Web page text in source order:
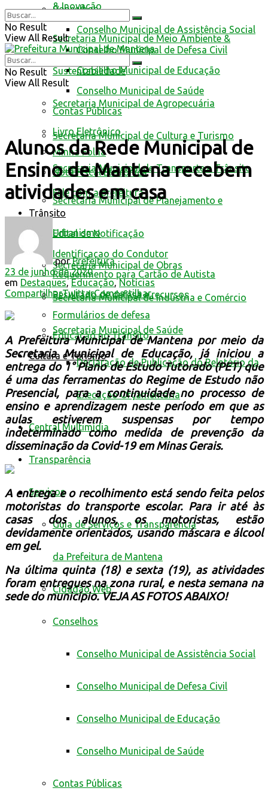
Conselhos
Conselho Municipal de Assistência Social
Conselho Municipal de Defesa Civil
Conselho Municipal de Educação
Conselho Municipal de Saúde
Contas Públicas
Livro Eletrônico
Minha Folha
Nota Fiscal Eletrônica
Fale com a prefeitura
Trânsito
Edital de Notificação
Identificacao do Condutor
Requerimento para Cartão de Autista
Resultado de defesa e recursos
Formulários de defesa
Educação no Trânsito
Cultura e Turismo
& Inovação
Secretaria Municipal de Meio Ambiente &
Sustentabilidade
Secretaria Municipal de Agropecuária
Secretaria Municipal de Cultura e Turismo
Secretaria Municipal de Transporte e Trânsito
Secretaria Municipal de Planejamento e
Urbanismo
Secretaria Municipal de Obras
Secretaria Municipal de Indústria e Comércio
Secretaria Municipal de Saúde
Declaração de Publicação do Relatório da
Execução Orçamentária
Central Multimídia
Transparência
Serviços
Guia de Serviços e Transparência
da Prefeitura de Mantena
Cidadão Web
Conselhos
Conselho Municipal de Assistência Social
Conselho Municipal de Defesa Civil
Conselho Municipal de Educação
Conselho Municipal de Saúde
Contas Públicas
No Result
View All Result
No Result
View All Result
Alunos da Rede Municipal de
Ensino de Mantena recebem
atividades em casa
por Prefeitura
23 de junho de 2020
em Destaques,Educação,Notícias
CompartilharTwittarCompartilhar
A Prefeitura Municipal de Mantena por meio da
Secretaria Municipal de Educação, já iniciou a
entrega do 1° Plano de Estudo Tutorado (PET) que
é uma das ferramentas do Regime de Estudo não
Presencial, para a continuidade no processo de
ensino e aprendizagem neste período em que as
aulas estiverem suspensas por tempo
indeterminado como medida de prevenção da
disseminação da Covid-19 em Minas Gerais.
A entrega e o recolhimento está sendo feita pelos
motoristas do transporte escolar. Para ir até às
casas dos alunos, os motoristas, estão
devidamente orientados, usando máscara e álcool
em gel.
Na última quinta (18) e sexta (19), as atividades
foram entregues na zona rural, e nesta semana na
sede do município. VEJA AS FOTOS ABAIXO!